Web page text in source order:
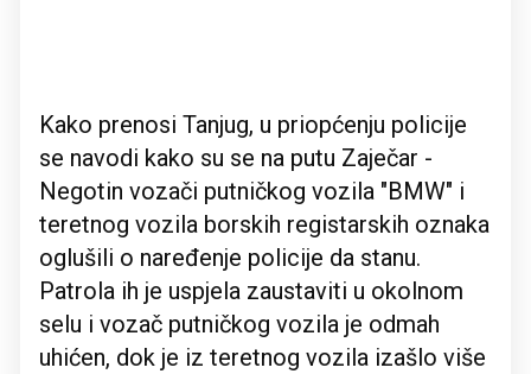
Kako prenosi Tanjug, u priopćenju policije
se navodi kako su se na putu Zaječar -
Negotin vozači putničkog vozila "BMW" i
teretnog vozila borskih registarskih oznaka
oglušili o naređenje policije da stanu.
Patrola ih je uspjela zaustaviti u okolnom
selu i vozač putničkog vozila je odmah
uhićen, dok je iz teretnog vozila izašlo više